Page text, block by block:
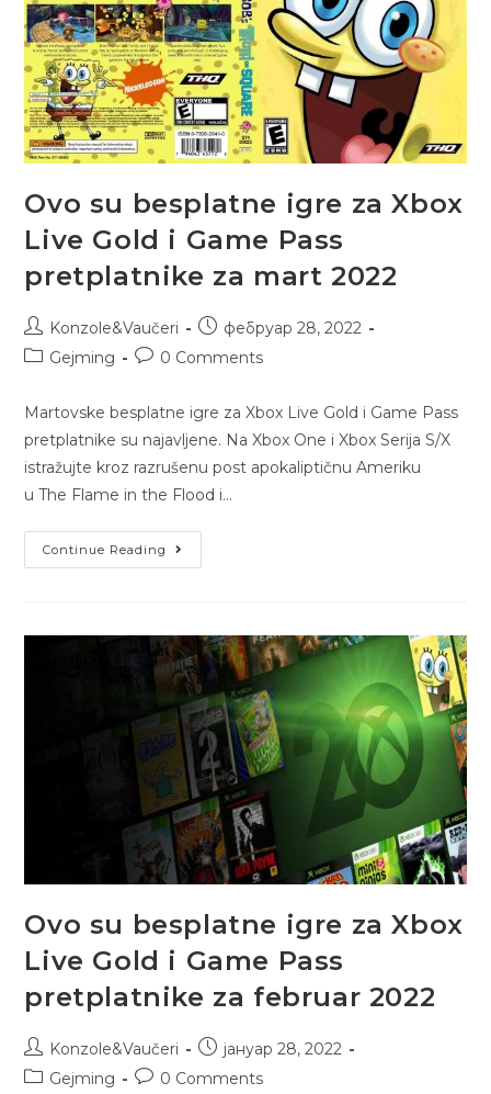
Ovo su besplatne igre za Xbox
Live Gold i Game Pass
pretplatnike za mart 2022
Konzole&Vaučeri
фебруар 28, 2022
Gejming
0 Comments
Martovske besplatne igre za Xbox Live Gold i Game Pass
pretplatnike su najavljene. Na Xbox One i Xbox Serija S/X
istražujte kroz razrušenu post apokaliptičnu Ameriku
u The Flame in the Flood i…
Continue Reading
Ovo su besplatne igre za Xbox
Live Gold i Game Pass
pretplatnike za februar 2022
Konzole&Vaučeri
јануар 28, 2022
Gejming
0 Comments